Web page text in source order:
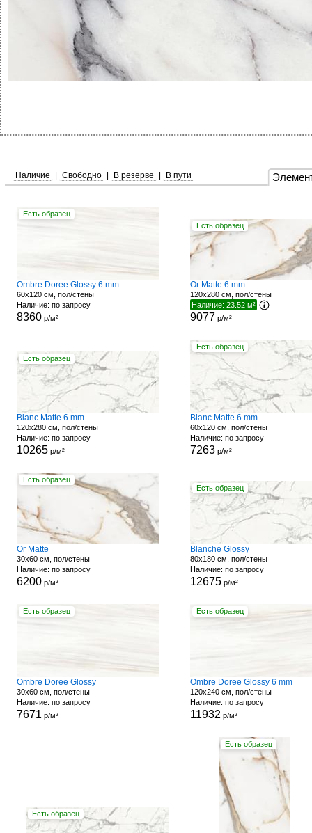
Наличие Свободно В резерве В пути
Есть образец
Ombre Doree Glossy 6 mm
60x120 см, пол/стены
Наличие: по запросу
8360р/м²
Есть образец
Or Matte 6 mm
120x280 см, пол/стены
Наличие: 23.52 м²
9077 р/м²
Есть образец
Blanc Matte 6 mm
120x280 см, пол/стены
Наличие: по запросу
10265р/м²
Есть образец
Blanc Matte 6 mm
60x120 см, пол/стены
Наличие: по запросу
7263р/м²
Есть образец
Or Matte
30x60 см, пол/стены
Наличие: по запросу
6200р/м²
Есть образец
Blanche Glossy
80x180 см, пол/стены
Наличие: по запросу
12675р/м²
Есть образец
Ombre Doree Glossy
30x60 см, пол/стены
Наличие: по запросу
7671 р/м²
Есть образец
Ombre Doree Glossy 6 mm
120x240 см, пол/стены
Наличие: по запросу
11932 р/м²
Есть образец
Есть образец